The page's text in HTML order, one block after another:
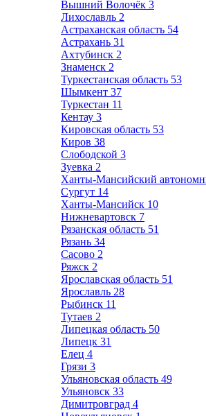
Вышний Волочёк 3
Лихославль 2
Астраханская область 54
Астрахань 31
Ахтубинск 2
Знаменск 2
Туркестанская область 53
Шымкент 37
Туркестан 11
Кентау 3
Кировская область 53
Киров 38
Слободской 3
Зуевка 2
Ханты-Мансийский
Сургут 14
Ханты-Мансийск 10
Нижневартовск 7
Рязанская область 51
Рязань 34
Сасово 2
Ряжск 2
Ярославская область 51
Ярославль 28
Рыбинск 11
Тутаев 2
Липецкая область 50
Липецк 31
Елец 4
Грязи 3
Ульяновская область 49
Ульяновск 33
Димитровград 4